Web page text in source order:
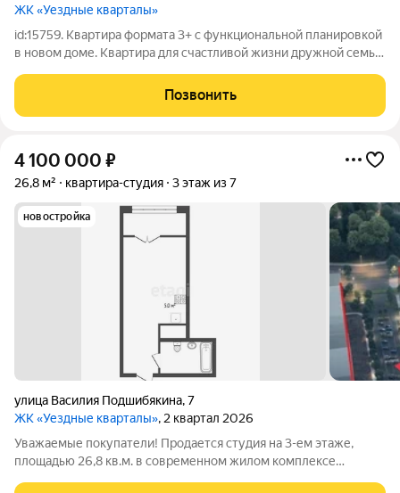
ЖК «Уездные кварталы»
id:15759. Квартира формата 3+ с функциональной планировкой
в новом доме. Квартира для счастливой жизни дружной семьи.
которых уже сформирована семейная инфраструктура: новые
детские сады и школы,
Позвонить
4 100 000 ₽
26,8 м² квартира-студия 3 этаж из 7
новостройка
улица Василия Подшибякина,7
ЖК «Уездные кварталы», 2 квартал 2026
Уважаемые покупатели! Продается студия на 3-ем этаже,
площадью 26,8 кв.м. в современном жилом комплексе